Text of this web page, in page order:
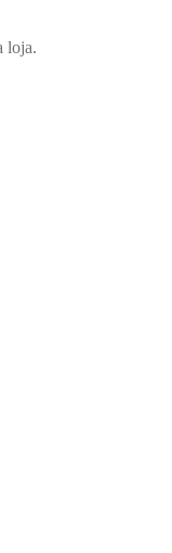
loja.